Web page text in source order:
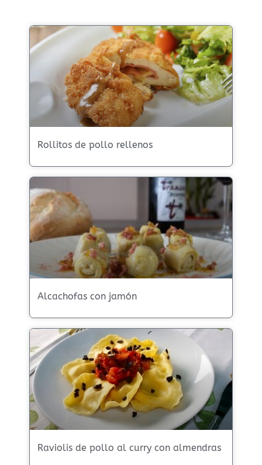
Rollitos de pollo rellenos
Alcachofas con jamón
Raviolis de pollo al curry con almendras